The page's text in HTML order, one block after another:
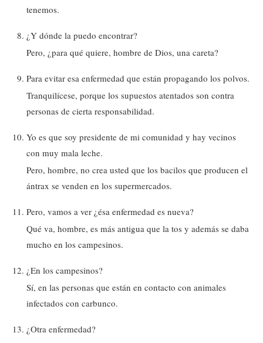
tenemos.
¿Y dónde la puedo encontrar?
Pero, ¿para qué quiere, hombre de Dios, una careta?
Para evitar esa enfermedad que están propagando los polvos.
Tranquilícese, porque los supuestos atentados son contra
personas de cierta responsabilidad.
Yo es que soy presidente de mi comunidad y hay vecinos
con muy mala leche.
Pero, hombre, no crea usted que los bacilos que producen el
ántrax se venden en los supermercados.
Pero, vamos a ver ¿ésa enfermedad es nueva?
Qué va, hombre, es más antigua que la tos y además se daba
mucho en los campesinos.
¿En los campesinos?
Sí, en las personas que están en contacto con animales
infectados con carbunco.
¿Otra enfermedad?